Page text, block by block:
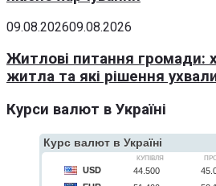
09.08.202609.08.2026
Житлові питання громади:
житла та які рішення
Курси валют в Україні